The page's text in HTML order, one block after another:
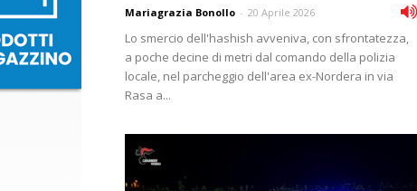
Mariagrazia Bonollo - 20 Aprile 2026
Lo smercio dell'hashish avveniva, con sfrontatezza,
a poche decine di metri dal comando della polizia
locale, nel parcheggio dell'area ex-Nordera in via
Rasa a...